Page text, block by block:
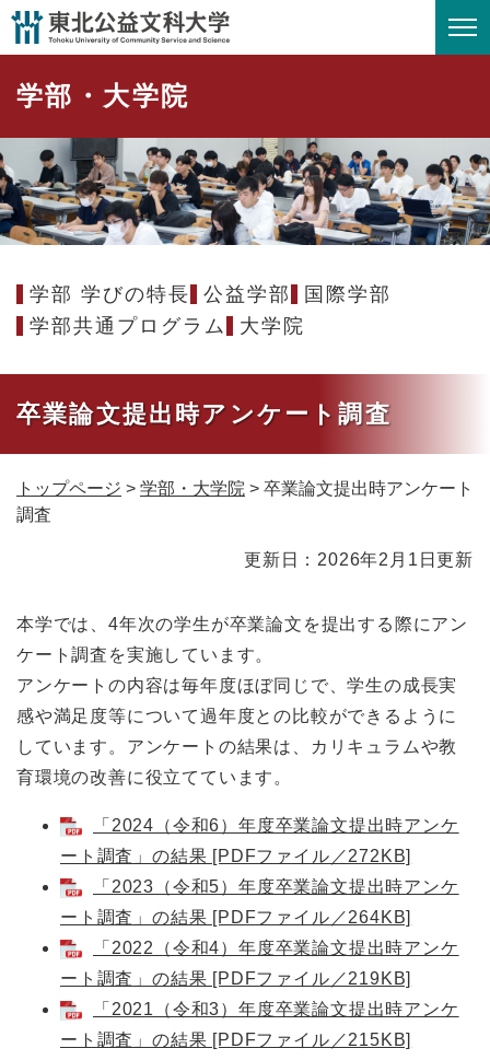
ペ
の
頭
で
す
。
メニューを飛ばして本文へ
学部・大学院
学部 学びの特長 公益学部
国際学部
学部共通プログラム
大学院
卒業論文提出時アンケート調査
トップページ > 学部・大学院 > 卒業論文提出時アンケート
調査
更新日：2026年2月1日更新
本学では、4年次の学生が卒業論文を提出する際にアン
ケート調査を実施しています。
アンケートの内容は毎年度ほぼ同じで、学生の成長実
感や満足度等について過年度との比較ができるように
しています。アンケートの結果は、カリキュラムや教
育環境の改善に役立てています。
「2024（令和6）年度卒業論文提出時アンケ
ート調査」の結果 [PDFファイル／272KB]
「2023（令和5）年度卒業論文提出時アンケ
ート調査」の結果 [PDFファイル／264KB]
「2022（令和4）年度卒業論文提出時アンケ
ート調査」の結果 [PDFファイル／219KB]
「2021（令和3）年度卒業論文提出時アンケ
ート調査」の結果 [PDFファイル／215KB]